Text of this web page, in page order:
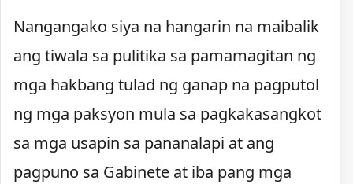
Nangangako siya na hangarin na maibalik
ang tiwala sa pulitika sa pamamagitan ng
mga hakbang tulad ng ganap na pagputol
ng mga paksyon mula sa pagkakasangkot
sa mga usapin sa pananalapi at ang
pagpuno sa Gabinete at iba pang mga